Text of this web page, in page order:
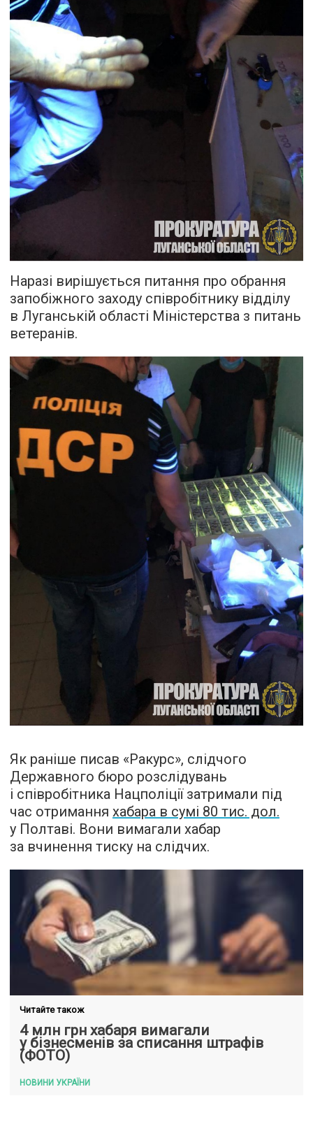
Наразі вирішується питання про обрання
запобіжного заходу співробітнику відділу
в Луганській області Міністерства з питань
ветеранів.
Як раніше писав «Ракурс», слідчого
Державного бюро розслідувань
і співробітника Нацполіції затримали під
час отримання хабара в сумі 80 тис. дол.
у Полтаві. Вони вимагали хабар
за вчинення тиску на слідчих.
Читайте також
4 млн грн хабаря вимагали
у бізнесменів за списання штрафів
(ФОТО)
НОВИНИ УКРАЇНИ